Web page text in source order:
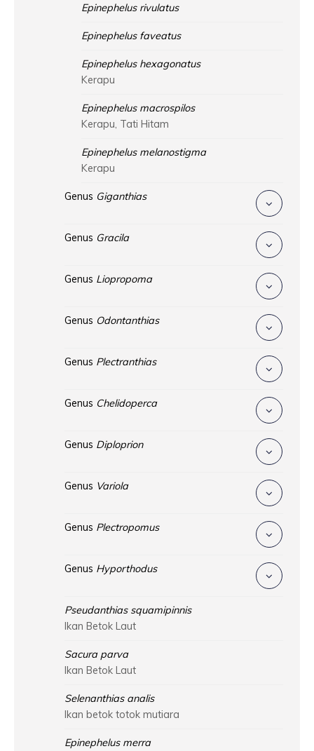
Epinephelus rivulatus
Epinephelus faveatus
Epinephelus hexagonatus
Kerapu
Epinephelus macrospilos
Kerapu, Tati Hitam
Epinephelus melanostigma
Kerapu
Genus Giganthias
Genus Gracila
Genus Liopropoma
Genus Odontanthias
Genus Plectranthias
Genus Chelidoperca
Genus Diploprion
Genus Variola
Genus Plectropomus
Genus Hyporthodus
Pseudanthias squamipinnis
Ikan Betok Laut
Sacura parva
Ikan Betok Laut
Selenanthias analis
Ikan betok totok mutiara
Epinephelus merra